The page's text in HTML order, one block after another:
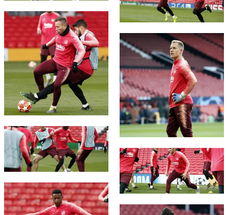
FC Barcelona club badge
FC Barcelona club badge
FC Barcelona club badge
FC Barcelona club badge
FC Barcelona club badge
FC Barcelona club badge